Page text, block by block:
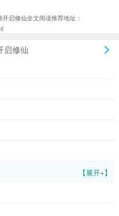
启修仙全文阅读推荐地址：
启修仙
【展开+】